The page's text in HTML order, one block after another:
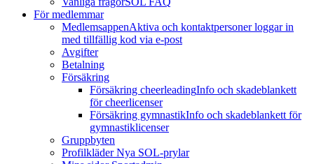
För medlemmar
MedlemsappenAktiva och kontaktpersoner loggar in
med tillfällig kod via e-post
Avgifter
Betalning
Försäkring
Försäkring cheerleadingInfo och skadeblankett
för cheerlicenser
Försäkring gymnastikInfo och skadeblankett för
gymnastiklicenser
Gruppbyten
ProfilkläderNya SOL-prylar